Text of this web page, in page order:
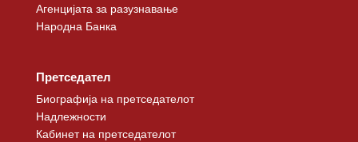
Агенцијата за разузнавање
Народна Банка
Претседател
Биографија на претседателот
Надлежности
Кабинет на претседателот